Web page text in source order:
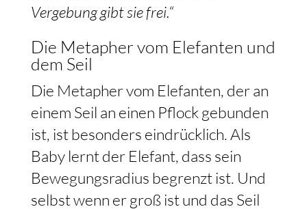
Vergebung gibt sie frei.“
Die Metapher vom Elefanten und
dem Seil
Die Metapher vom Elefanten, der an
einem Seil an einen Pflock gebunden
ist, ist besonders eindrücklich. Als
Baby lernt der Elefant, dass sein
Bewegungsradius begrenzt ist. Und
selbst wenn er groß ist und das Seil